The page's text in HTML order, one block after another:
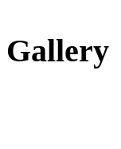
Gallery